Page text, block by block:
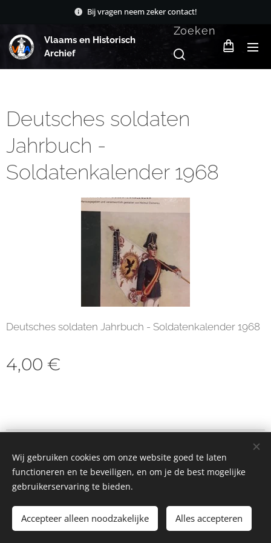
Bij vragen neem zeker contact!
Vlaams en Historisch
Archief
Zoeken
Deutsches soldaten
Jahrbuch -
Soldatenkalender 1968
Deutsches soldaten Jahrbuch - Soldatenkalender 1968
4,00 €
Toevoegen aan de winkelwagen
Cookies
Wij gebruiken cookies om onze website goed te laten
functioneren en te beveiligen, en om je de best mogelijke
gebruikerservaring te bieden.
Accepteer alleen noodzakelijke Alles accepteren